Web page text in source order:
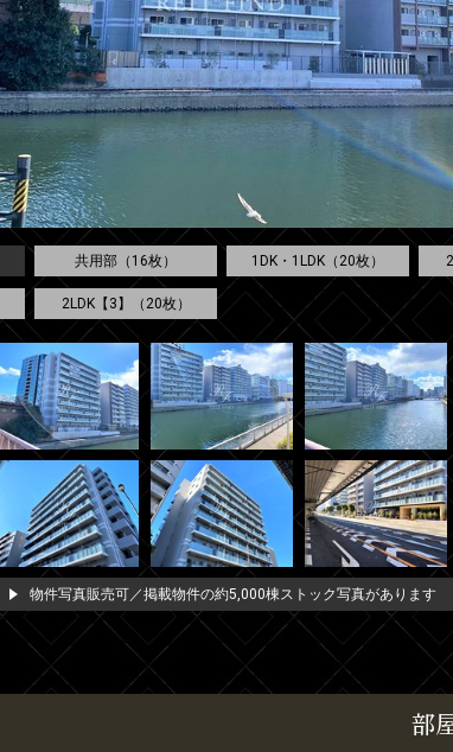
共用部（16枚） 1DK・1LDK（20枚）
2LDK【3】（20枚）
物件写真販売可／掲載物件の約5,000棟ストック写真があります
部